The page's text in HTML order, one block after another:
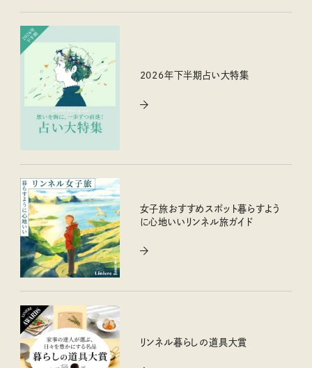
2026年下半期占い大特集
女子旅おすすめスポット暮らすよう
に心地いいリンネル旅ガイド
リンネル暮らしの道具大賞